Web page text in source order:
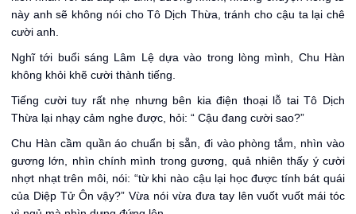
này anh sẽ không nói cho Tô Dịch Thừa, tránh cho cậu ta lại chê
cười anh.
Nghĩ tới buổi sáng Lâm Lệ dựa vào trong lòng mình, Chu Hàn
không khỏi khẽ cười thành tiếng.
Tiếng cười tuy rất nhẹ nhưng bên kia điện thoại lỗ tai Tô Dịch
Thừa lại nhạy cảm nghe được, hỏi: “ Cậu đang cười sao?”
Chu Hàn cầm quần áo chuẩn bị sẵn, đi vào phòng tắm, nhìn vào
gương lớn, nhìn chính mình trong gương, quả nhiên thấy ý cười
nhợt nhạt trên môi, nói: “từ khi nào cậu lại học được tính bát quái
của Diệp Tử Ôn vậy?” Vừa nói vừa đưa tay lên vuốt vuốt mái tóc